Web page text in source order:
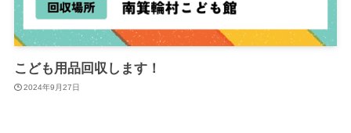
こども用品回収します！
2024年9月27日